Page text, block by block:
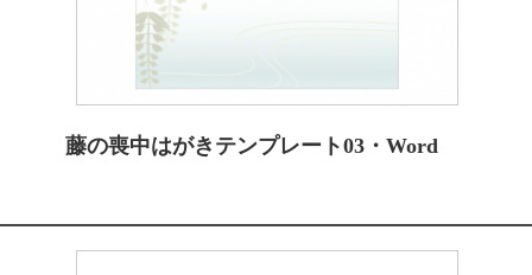
藤の喪中はがきテンプレート03・Word